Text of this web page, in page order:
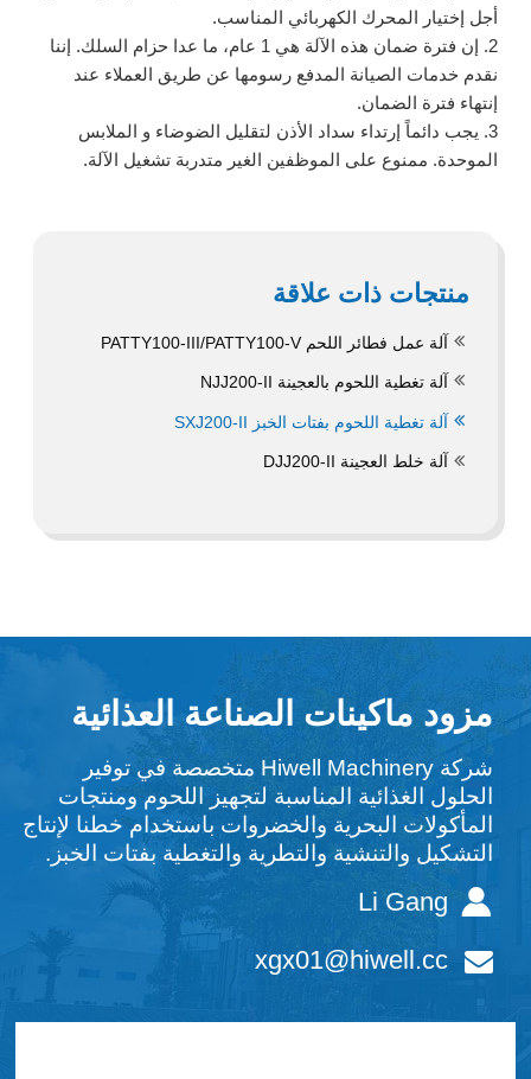
أجل إختيار المحرك الكهربائي المناسب.
2. إن فترة ضمان هذه الآلة هي 1 عام، ما عدا حزام السلك. إننا
نقدم خدمات الصيانة المدفع رسومها عن طريق العملاء عند
إنتهاء فترة الضمان.
3. يجب دائماً إرتداء سداد الأذن لتقليل الضوضاء و الملابس
الموحدة. ممنوع على الموظفين الغير متدربة تشغيل الآلة.
منتجات ذات علاقة
آلة عمل فطائر اللحم PATTY100-III/PATTY100-V
آلة تغطية اللحوم بالعجينة NJJ200-II
آلة تغطية اللحوم بفتات الخبز SXJ200-II
آلة خلط العجينة DJJ200-II
مزود ماكينات الصناعة العذائية
شركة Hiwell Machinery متخصصة في توفير
الحلول الغذائية المناسبة لتجهيز اللحوم ومنتجات
المأكولات البحرية والخضروات باستخدام خطنا لإنتاج
التشكيل والتنشية والتطرية والتغطية بفتات الخبز.
Li Gang
xgx01@hiwell.cc